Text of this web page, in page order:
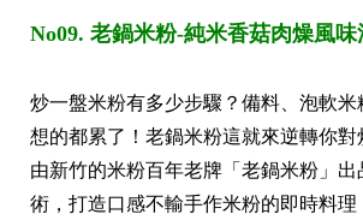
No09. 老鍋米粉-純米香菇肉燥風
炒一盤米粉有多少步驟？備料、泡軟
想的都累了！老鍋米粉這就來逆轉你對
由新竹的米粉百年老牌「老鍋米粉」
術，打造口感不輸手作米粉的即時料理